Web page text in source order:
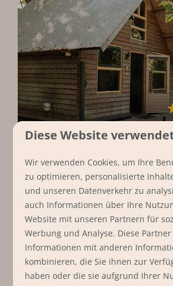
Boschalet
Niederlande, Noord-Brabant,
2
0 2
Ja
Direkt am Waldrand
Ebenerdig
Unterkunft für Personen
Jahren
Diese Website
Wir verwenden Cookies, um Ihre
zu optimieren, personalisierte
und unseren Datenverkehr zu
auch Informationen über Ihre
Website mit unseren Partnern für
Werbung und Analyse. Diese
Informationen mit anderen
kombinieren, die Sie ihnen zur
haben oder die sie aufgrund Ihrer